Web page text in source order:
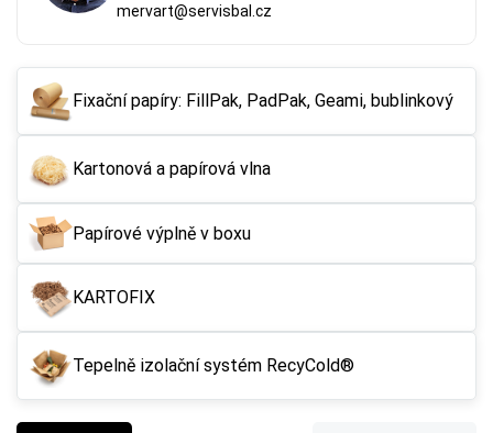
mervart@servisbal.cz
Fixační papíry: FillPak, PadPak, Geami, bublinkový
Kartonová a papírová vlna
Papírové výplně v boxu
KARTOFIX
Tepelně izolační systém RecyCold®
FSC® (Forest Stewardship Council) zaručuje, že
použitý papír nebo karton pochází z odpovědně a
udržitelně spravovaných lesů. Výrobky s tímto
označením podporují šetrné hospodaření
s přírodními zdroji.
Více o ekologických certifikátech